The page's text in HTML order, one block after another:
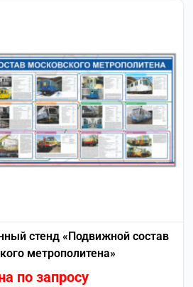
стенд «Подвижной состав
метрополитена»
по запросу